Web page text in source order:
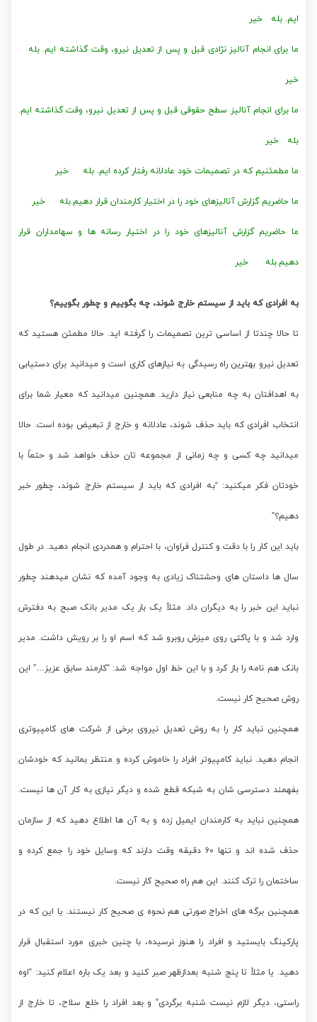
ایم. بله خیر
ما برای انجام آنالیز نژادی قبل و پس از تعدیل نیرو، وقت گذاشته ایم. بله
خیر
ما برای انجام آنالیز سطح حقوقی قبل و پس از تعدیل نیرو، وقت گذاشته ایم.
بله خیر
ما مطمئنیم که در تصمیمات خود عادلانه رفتار کرده ایم. بله خیر
ما حاضریم گزارش آنالیزهای خود را در اختیار کارمندان قرار دهیم.بله خیر
ما حاضریم گزارش آنالیزهای خود را در اختیار رسانه ها و سهامداران قرار
دهیم.بله خیر
به افرادی که باید از سیستم خارج شوند، چه بگوییم و چطور بگوییم؟
تا حالا چندتا از اساسی ترین تصمیمات را گرفته اید. حالا مطمئن هستید که
تعدیل نیرو بهترین راه رسیدگی به نیازهای کاری است و میدانید برای دستیابی
به اهدافتان به چه منابعی نیاز دارید. همچنین میدانید که معیار شما برای
انتخاب افرادی که باید حذف شوند، عادلانه و خارج از تبعیض بوده است. حالا
میدانید چه کسی و چه زمانی از مجموعه تان حذف خواهد شد و حتماً با
خودتان فکر میکنید: “به افرادی که باید از سیستم خارج شوند، چطور خبر
دهیم؟”
باید این کار را با دقت و کنترل فراوان، با احترام و همدردی انجام دهید. در طول
سال ها داستان های وحشتناک زیادی به وجود آمده که نشان میدهند چطور
نباید این خبر را به دیگران داد. مثلاً یک بار یک مدیر بانک صبح به دفترش
وارد شد و با پاکتی روی میزش روبرو شد که اسم او را بر رویش داشت. مدیر
بانک هم نامه را باز کرد و با این خط اول مواجه شد: “کارمند سابق عزیز…” این
روش صحیح کار نیست.
همچنین نباید کار را به روش تعدیل نیروی برخی از شرکت های کامپیوتری
انجام دهید. نباید کامپیوتر افراد را خاموش کرده و منتظر بمانید که خودشان
بفهمند دسترسی شان به شبکه قطع شده و دیگر نیازی به کار آن ها نیست.
همچنین نباید به کارمندان ایمیل زده و به آن ها اطلاع دهید که از سازمان
حذف شده اند و تنها 60 دقیقه وقت دارند که وسایل خود را جمع کرده و
ساختمان را ترک کنند. این هم راه صحیح کار نیست.
همچنین برگه های اخراج صورتی هم نحوه ی صحیح کار نیستند. یا این که در
پارکینگ بایستید و افراد را هنوز نرسیده، با چنین خبری مورد استقبال قرار
دهید. یا مثلاً تا پنج شنبه بعدازظهر صبر کنید و بعد یک باره اعلام کنید: “اوه
راستی، دیگر لازم نیست شنبه برگردی” و بعد افراد را خلع سلاح، تا خارج از